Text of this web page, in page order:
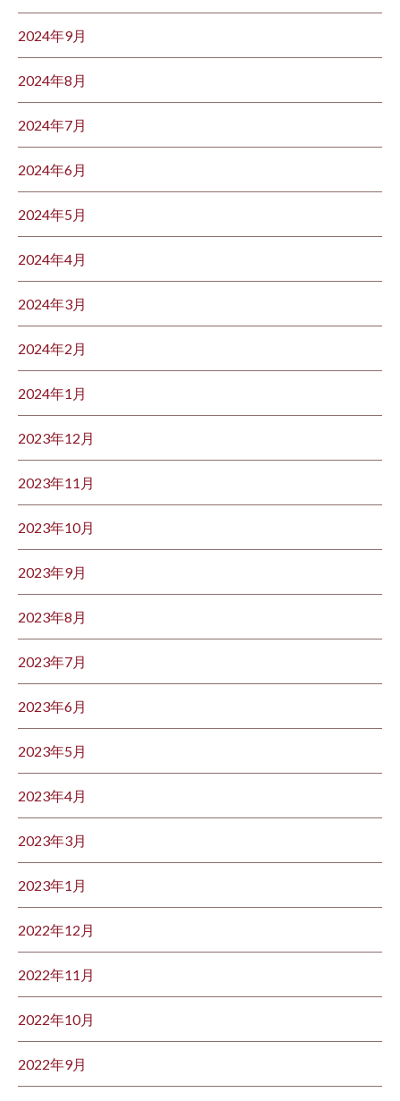
2024年9月
2024年8月
2024年7月
2024年6月
2024年5月
2024年4月
2024年3月
2024年2月
2024年1月
2023年12月
2023年11月
2023年10月
2023年9月
2023年8月
2023年7月
2023年6月
2023年5月
2023年4月
2023年3月
2023年1月
2022年12月
2022年11月
2022年10月
2022年9月